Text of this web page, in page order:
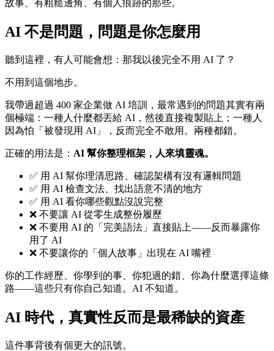
故事、有粗糙邊角、有個人痕跡的那些。
AI 不是問題，問題是你怎麼用
聽到這裡，有人可能會想：那我以後完全不用 AI 了？
不用到這個地步。
我帶過超過 400 家企業做 AI 培訓，最常遇到的問題其實有兩
個極端：一種人什麼都丟給 AI，然後直接複製貼上；一種人
因為怕「被發現用 AI」，反而完全不敢用。兩種都錯。
正確的用法是： AI 幫你整理框架，人來填靈魂。
✅ 用 AI 幫你理清思路、確認架構有沒有邏輯問題
✅ 用 AI 檢查文法、找出語意不清的地方
✅ 用 AI 看你哪些觀點沒說完整
❌ 不要讓 AI 從零生成整份履歷
❌ 不要用 AI 的「完美語法」直接貼上——反而暴露你
用了 AI
❌ 不要讓你的「個人故事」出現在 AI 嘴裡
你的工作經歷、你學到的事、你犯過的錯、你為什麼選擇這條
路——這些只有你自己知道。AI 不知道。
AI 時代，真實性反而是最稀缺的資產
這件事背後有個更大的訊號。